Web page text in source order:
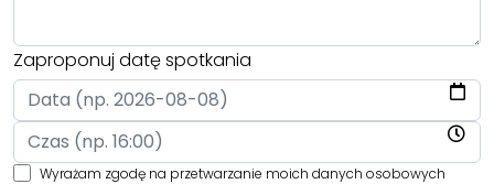
Zaproponuj datę spotkania
Wyrażam zgodę na przetwarzanie moich danych osobowych